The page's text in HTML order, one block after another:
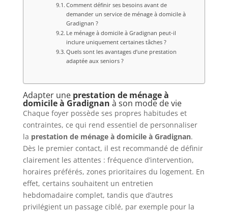
Comment définir ses besoins avant de
demander un service de ménage à domicile à
Gradignan ?
Le ménage à domicile à Gradignan peut-il
inclure uniquement certaines tâches ?
Quels sont les avantages d’une prestation
adaptée aux seniors ?
Adapter une prestation de ménage à
domicile à Gradignan à son mode de vie
Chaque foyer possède ses propres habitudes et
contraintes, ce qui rend essentiel de personnaliser
la prestation de ménage à domicile à Gradignan.
Dès le premier contact, il est recommandé de définir
clairement les attentes : fréquence d’intervention,
horaires préférés, zones prioritaires du logement. En
effet, certains souhaitent un entretien
hebdomadaire complet, tandis que d’autres
privilégient un passage ciblé, par exemple pour la